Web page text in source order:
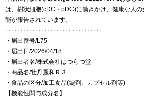
は、樹状細胞(cDC・pDC)に働きかけ、健康な人
能が報告されています。
‥‥‥‥‥‥‥‥‥‥‥‥‥‥‥‥
・届出番号/L75
・届出日/2026/04/18
・届出者名/株式会社はつらつ堂
・商品名/牡丹麗和Ｒ３
・食品の区分/加工食品(錠剤、カプセル剤等)
【機能性関与成分名】